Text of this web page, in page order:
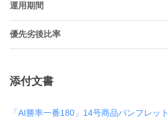
運用期間
優先劣後比率
添付文書
「AI勝率一番180」14号商品パンフレット